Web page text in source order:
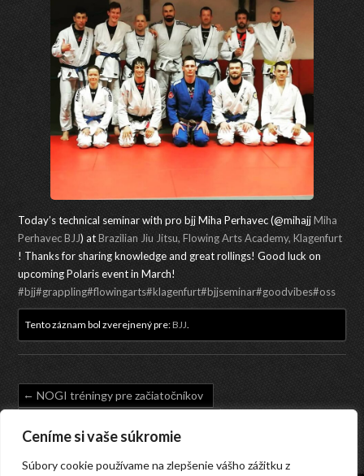
Ceníme si vaše súkromie
Súbory cookie používame na zlepšenie vášho zážitku z
Today’s technical seminar with pro bjj Miha Perhavec (@mihajjMiha
Perhavec BJJ) atBrazilian Jiu Jitsu, Flowing Arts Academy, Klagenfurt
! Thanks for sharing knowledge and great rollings! Good luck on
upcoming Polaris event in March!
#bjj#grappling#flowingarts#klagenfurt#bjjseminar#goodvibes#oss
Tento záznam bol zverejnený pre:BJJ.
NOGI tréningy pre začiatočníkov